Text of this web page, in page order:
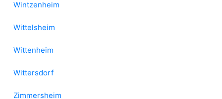
Wintzenheim
Wittelsheim
Wittenheim
Wittersdorf
Zimmersheim